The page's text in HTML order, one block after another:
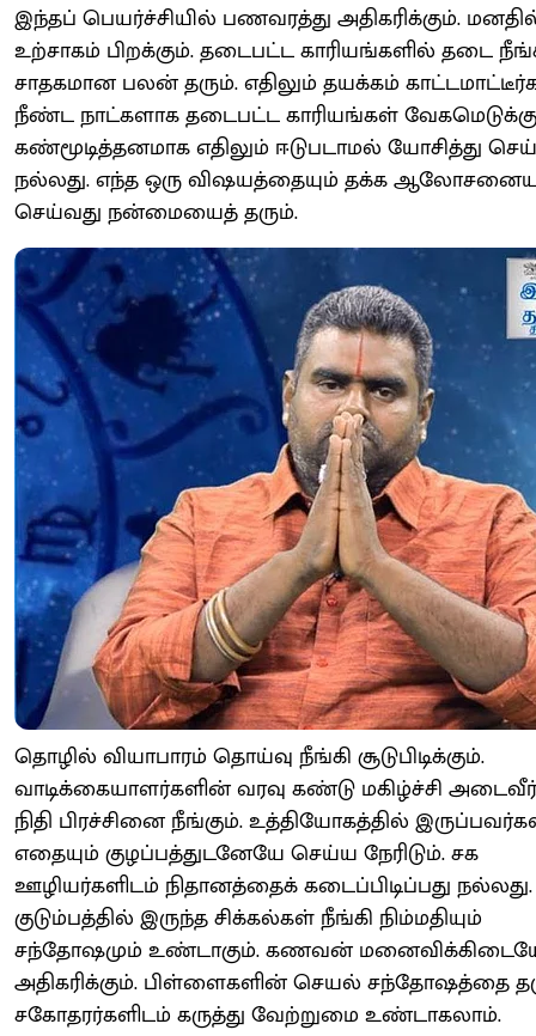
இந்தப் பெயர்ச்சியில் பணவரத்து அதிகரிக்கும்.
உற்சாகம் பிறக்கும். தடைபட்ட காரியங்களில் தடை
சாதகமான பலன் தரும். எதிலும் தயக்கம்
நீண்ட நாட்களாக தடைபட்ட காரியங்கள்
கண்மூடித்தனமாக எதிலும் ஈடுபடாமல் யோசித்து
நல்லது. எந்த ஒரு விஷயத்தையும் தக்க
செய்வது நன்மையைத் தரும்.
தொழில் வியாபாரம் தொய்வு நீங்கி சூடுபிடிக்கும்.
வாடிக்கையாளர்களின் வரவு கண்டு மகிழ்ச்சி
நிதி பிரச்சினை நீங்கும். உத்தியோகத்தில்
எதையும் குழப்பத்துடனேயே செய்ய நேரிடும். சக
ஊழியர்களிடம் நிதானத்தைக் கடைப்பிடிப்பது நல்லது.
குடும்பத்தில் இருந்த சிக்கல்கள் நீங்கி நிம்மதியும்
சந்தோஷமும் உண்டாகும். கணவன்
அதிகரிக்கும். பிள்ளைகளின் செயல் சந்தோஷத்தை
சகோதரர்களிடம் கருத்து வேற்றுமை உண்டாகலாம்.